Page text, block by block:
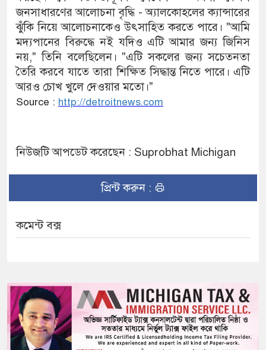
জনসাধারণের আলোচনা বৃদ্ধি - অ্যালকোহলের ক্যান্সারের
ঝুঁকি নিয়ে আলোচনাকেও উৎসাহিত করতে পারে। "আমি
মদ্যপানের বিরুদ্ধে নই যদিও এটি আমার জন্য জিনিস
নয়," তিনি বলেছিলেন। "এটি সকলের জন্য সচেতনতা
তৈরি করবে যাতে তারা শিক্ষিত সিদ্ধান্ত নিতে পারে। এটি
আরও চোখ খুলে দেওয়ার মতো।"
Source : http://detroitnews.com
নিউজটি আপডেট করেছেন : Suprobhat Michigan
প্রিন্ট করুন :
কমেন্ট বক্স